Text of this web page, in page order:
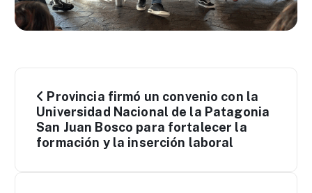
Provincia firmó un convenio con la
Universidad Nacional de la Patagonia
San Juan Bosco para fortalecer la
formación y la inserción laboral